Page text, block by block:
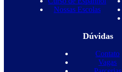
Nossas Escolas
Dúvidas
Contato
Vagas